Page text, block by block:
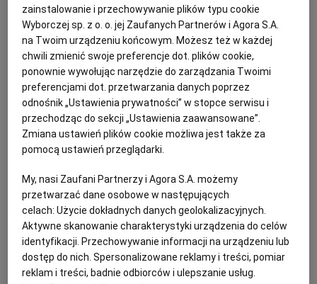
ŁÓDŹ
OLSZTYN
OPOLE
PŁOCK
POZNAŃ
RADOM
RYBNIK
KULTURALNYSKLEP.PL
DZIECKO
ZDROWIE
POGODA
PODRÓŻE
WIDEO
FORUM
Anna Gaik
Dorsz w sosie teriyaki z surówką z
młodej kapusty
DANIA OBIADOWE DORSZ KOLACJA KUCHNIA JAPOŃSKA
Anna Gaik
Dorada pieczona
DORADA OBIAD PRZEPISY KULINARNE RYBY
Anna Gaik
Pstrąg po galicyjsku
zainstalowanie i przechowywanie plików typu cookie
Wyborczej sp. z o. o. jej Zaufanych Partnerów i Agora S.A.
na Twoim urządzeniu końcowym. Możesz też w każdej
chwili zmienić swoje preferencje dot. plików cookie,
ponownie wywołując narzędzie do zarządzania Twoimi
preferencjami dot. przetwarzania danych poprzez
odnośnik „Ustawienia prywatności” w stopce serwisu i
przechodząc do sekcji „Ustawienia zaawansowane”.
Zmiana ustawień plików cookie możliwa jest także za
pomocą ustawień przeglądarki.
My, nasi Zaufani Partnerzy i Agora S.A. możemy
przetwarzać dane osobowe w następujących
celach:Użycie dokładnych danych geolokalizacyjnych.
Aktywne skanowanie charakterystyki urządzenia do celów
identyfikacji. Przechowywanie informacji na urządzeniu lub
dostęp do nich. Spersonalizowane reklamy i treści, pomiar
reklam i treści, badnie odbiorców i ulepszanie usług.